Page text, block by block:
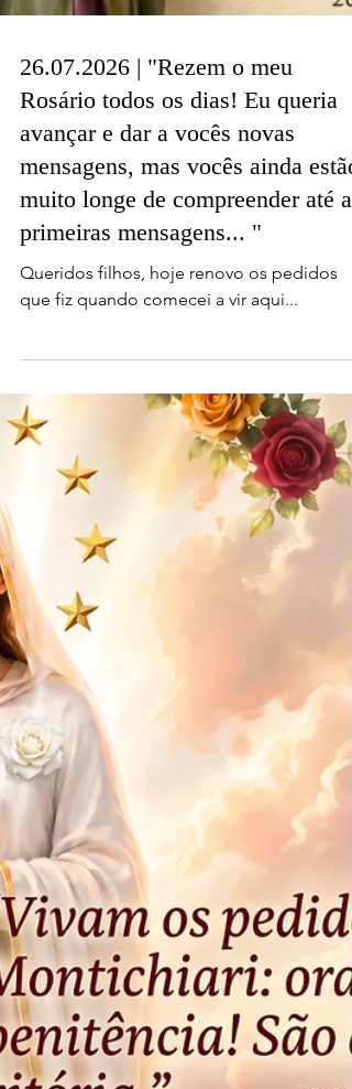
26.07.2026 | "Rezem o meu
Rosário todos os dias! Eu queria
avançar e dar a vocês novas
mensagens, mas vocês ainda estão
muito longe de compreender até as
primeiras mensagens... "